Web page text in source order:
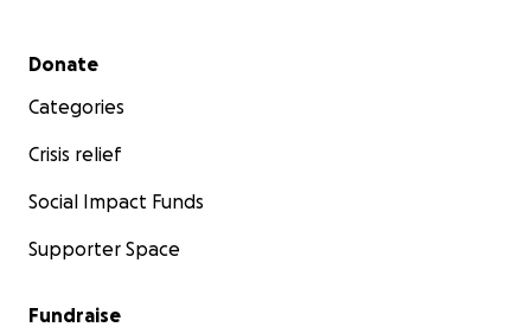
Secondary menu
Donate
Categories
Crisis relief
Social Impact Funds
Supporter Space
Fundraise